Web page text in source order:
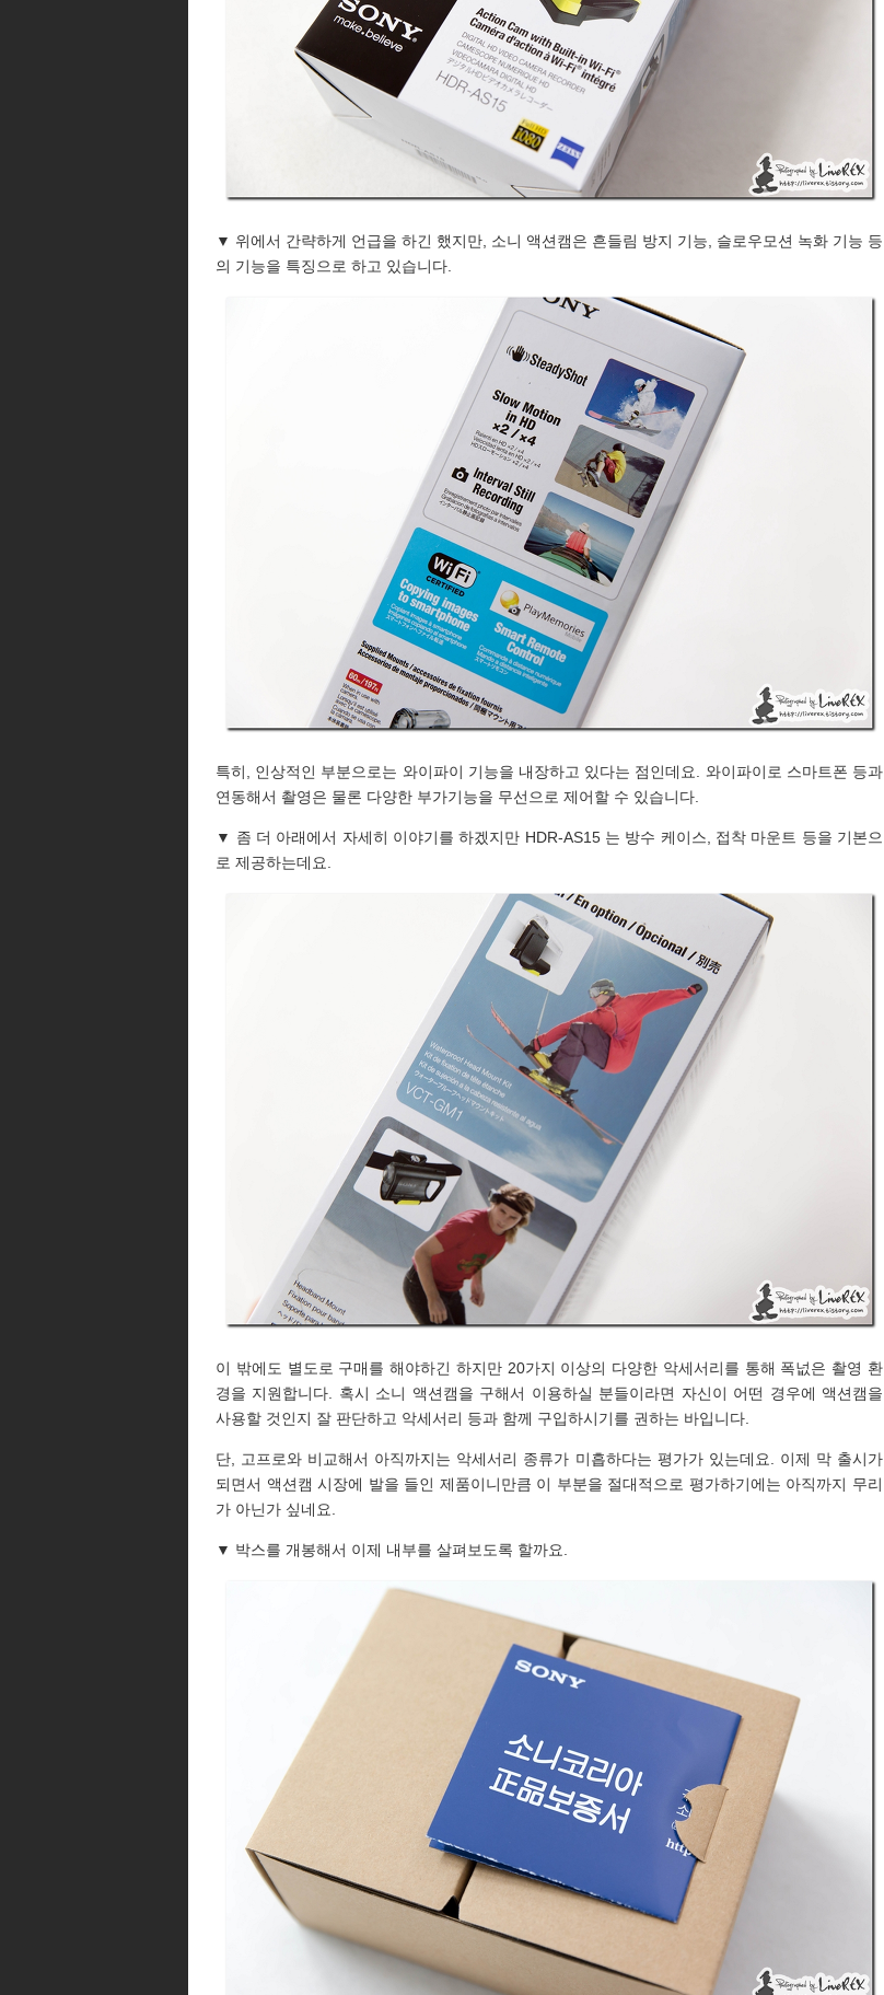
▼ 위에서 간략하게 언급을 하긴 했지만, 소니 액션캠은 흔들림 방지 기능, 슬로우모션 녹화 기능 등
의 기능을 특징으로 하고 있습니다.
특히, 인상적인 부분으로는 와이파이 기능을 내장하고 있다는 점인데요. 와이파이로 스마트폰 등과
연동해서 촬영은 물론 다양한 부가기능을 무선으로 제어할 수 있습니다.
▼ 좀 더 아래에서 자세히 이야기를 하겠지만 HDR-AS15 는 방수 케이스, 접착 마운트 등을 기본으
로 제공하는데요.
이 밖에도 별도로 구매를 해야하긴 하지만 20가지 이상의 다양한 악세서리를 통해 폭넚은 촬영 환
경을 지원합니다. 혹시 소니 액션캠을 구해서 이용하실 분들이라면 자신이 어떤 경우에 액션캠을
사용할 것인지 잘 판단하고 악세서리 등과 함께 구입하시기를 권하는 바입니다.
단, 고프로와 비교해서 아직까지는 악세서리 종류가 미흡하다는 평가가 있는데요. 이제 막 출시가
되면서 액션캠 시장에 발을 들인 제품이니만큼 이 부분을 절대적으로 평가하기에는 아직까지 무리
가 아닌가 싶네요.
▼ 박스를 개봉해서 이제 내부를 살펴보도록 할까요.